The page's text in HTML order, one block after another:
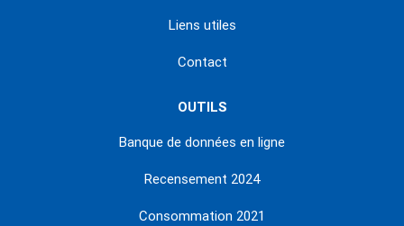
Liens utiles
Contact
OUTILS
Banque de données en ligne
Recensement 2024
Consommation 2021